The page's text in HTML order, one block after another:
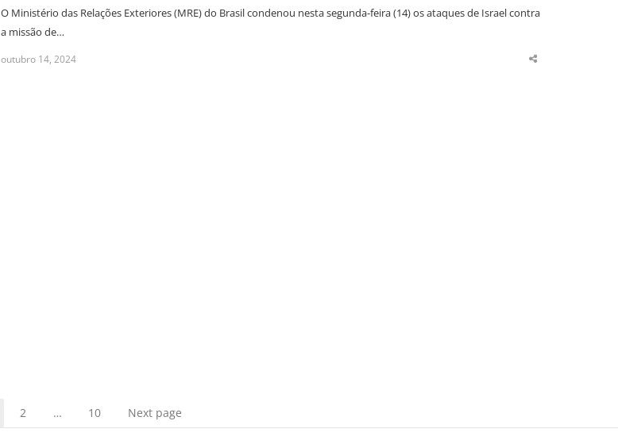
O Ministério das Relações Exteriores (MRE) do Brasil condenou nesta segunda-feira (14) os ataques de Israel contra
a missão de…
outubro 14, 2024
Share
Page Page
2 … 10 Next page